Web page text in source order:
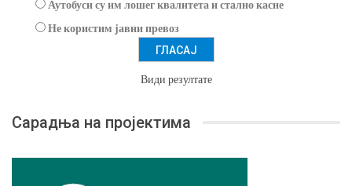
Аутобуси су им лошег квалитета и стално касне
Не користим јавни превоз
Види резултате
Сарадња на пројектима